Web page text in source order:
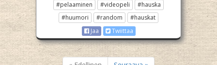
#pelaaminen
#videopeli
#hauska
#huumori
#random
#hauskat
Jaa
Twiittaa